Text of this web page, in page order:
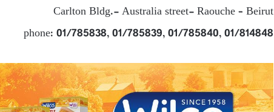
Carlton Bldg.- Australia street- Raouche – Beirut
phone: 01/785838, 01/785839, 01/785840, 01/814848